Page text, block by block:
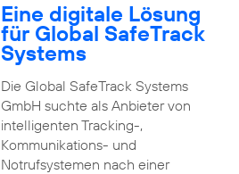
Eine digitale Lösung
für Global SafeTrack
Systems
Die Global SafeTrack Systems
GmbH suchte als Anbieter von
intelligenten Tracking-,
Kommunikations- und
Notrufsystemen nach einer